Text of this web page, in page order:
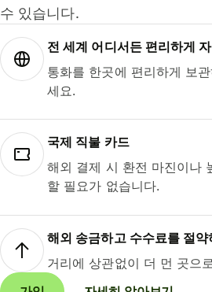
수 있습니다.
전 세계 어디서든 편리하게
통화를 한곳에 편리하게 보
세요.
국제 직불 카드
해외 결제 시 환전 마진이나
할 필요가 없습니다.
해외 송금하고 수수료를 절약
거리에 상관없이 더 먼 곳으